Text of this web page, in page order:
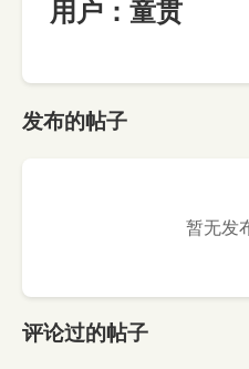
用户：童贯
发布的帖子
暂无发
评论过的帖子